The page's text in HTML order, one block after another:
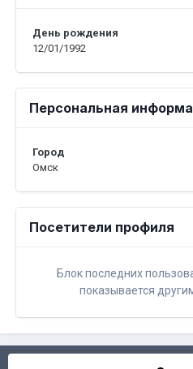
День рождения
12/01/1992
Персональная
Город
Омск
Посетители профиля
Блок последних
показывается